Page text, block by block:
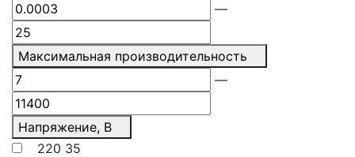
—
Максимальная производительность
—
Напряжение, В
220 35